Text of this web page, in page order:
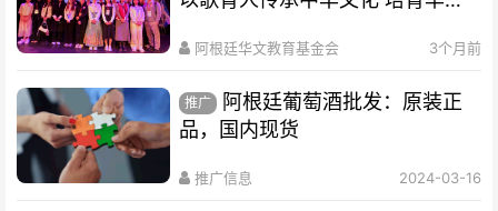
阿根廷华文教育基金会 3个月前
推广
阿根廷葡萄酒批发：原装正
品，国内现货
推广信息 2024-03-16